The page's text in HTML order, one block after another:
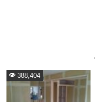
388,404